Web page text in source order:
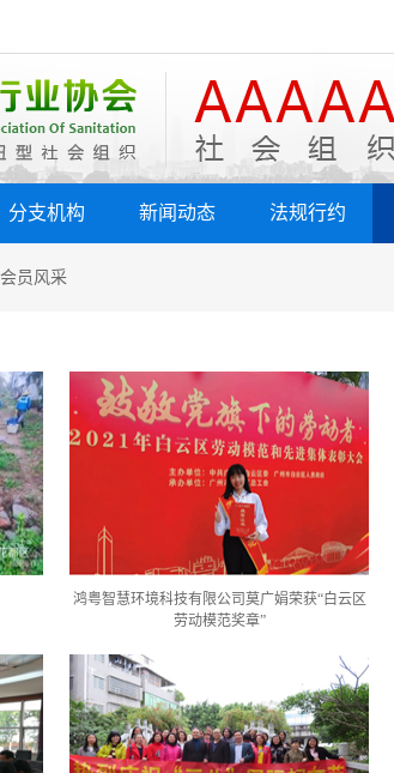
分支机构 新闻动态 法规行约
会员风采
鸿粤智慧环境科技有限公司莫广娟荣获“白云区
劳动模范奖章”